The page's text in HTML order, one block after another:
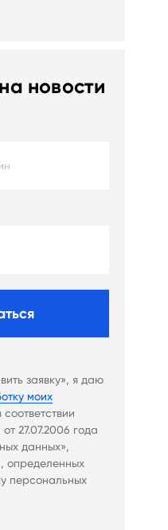
новости
заявку», я даю
моих
соответствии
27.07.2006 года
данных»,
определенных
персональных